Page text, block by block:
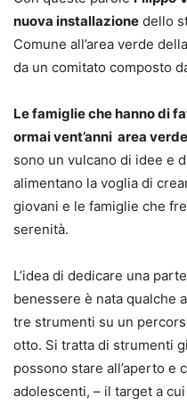
nuova installazione dello
Comune all’area verde
da un comitato composto
Le famiglie che hanno di
ormai vent’anni area
sono un vulcano di idee e
alimentano la voglia di
giovani e le famiglie che
serenità.
L’idea di dedicare una
benessere è nata qualche
tre strumenti su un
otto. Si tratta di strumenti
possono stare all’aperto e
adolescenti, – il target a